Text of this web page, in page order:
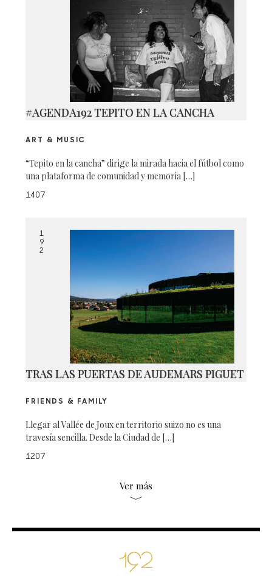
#AGENDA192 TEPITO EN LA CANCHA
ART & MUSIC
“Tepito en la cancha” dirige la mirada hacia el fútbol como
una plataforma de comunidad y memoria […]
1407
1
9
2
TRAS LAS PUERTAS DE AUDEMARS PIGUET
FRIENDS & FAMILY
Llegar al Vallée de Joux en territorio suizo no es una
travesía sencilla. Desde la Ciudad de […]
1207
Ver más